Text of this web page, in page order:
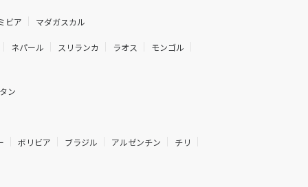
ビア マダガスカル
ネパール スリランカ ラオス モンゴル
ン
ボリビア ブラジル アルゼンチン チリ